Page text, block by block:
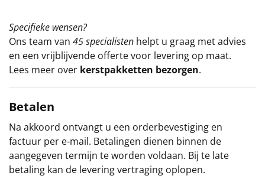
Specifieke wensen?
Ons team van 45 specialisten helpt u graag met advies
en een vrijblijvende offerte voor levering op maat.
Lees meer over kerstpakketten bezorgen.
Betalen
Na akkoord ontvangt u een orderbevestiging en
factuur per e-mail. Betalingen dienen binnen de
aangegeven termijn te worden voldaan. Bij te late
betaling kan de levering vertraging oplopen.